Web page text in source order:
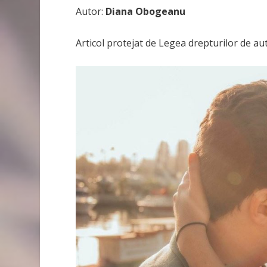
Autor: Diana Obogeanu
Articol protejat de Legea drepturilor de